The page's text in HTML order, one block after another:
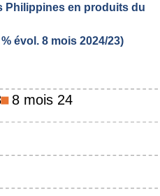
Philippines en produits du
évol. 8 mois 2024/23)